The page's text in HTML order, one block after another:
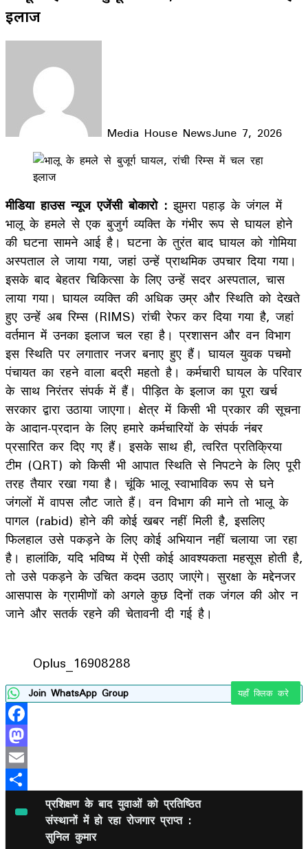
इलाज
Media House NewsJune 7, 2026
Facebook
LinkedIn
WhatsApp
Telegram
मीडिया हाउस न्यूज एजेंसी बोकारो : झुमरा पहाड़ के जंगल में
भालू के हमले से एक बुजुर्ग व्यक्ति के गंभीर रूप से घायल होने
की घटना सामने आई है। घटना के तुरंत बाद घायल को गोमिया
अस्पताल ले जाया गया, जहां उन्हें प्राथमिक उपचार दिया गया।
इसके बाद बेहतर चिकित्सा के लिए उन्हें सदर अस्पताल, चास
लाया गया। घायल व्यक्ति की अधिक उम्र और स्थिति को देखते
हुए उन्हें अब रिम्स (RIMS) रांची रेफर कर दिया गया है, जहां
वर्तमान में उनका इलाज चल रहा है। प्रशासन और वन विभाग
इस स्थिति पर लगातार नजर बनाए हुए हैं। घायल युवक पचमो
पंचायत का रहने वाला बद्री महतो है। कर्मचारी घायल के परिवार
के साथ निरंतर संपर्क में हैं। पीड़ित के इलाज का पूरा खर्च
सरकार द्वारा उठाया जाएगा। क्षेत्र में किसी भी प्रकार की सूचना
के आदान-प्रदान के लिए हमारे कर्मचारियों के संपर्क नंबर
प्रसारित कर दिए गए हैं। इसके साथ ही, त्वरित प्रतिक्रिया
टीम (QRT) को किसी भी आपात स्थिति से निपटने के लिए पूरी
तरह तैयार रखा गया है। चूंकि भालू स्वाभाविक रूप से घने
जंगलों में वापस लौट जाते हैं। वन विभाग की माने तो भालू के
पागल (rabid) होने की कोई खबर नहीं मिली है, इसलिए
फिलहाल उसे पकड़ने के लिए कोई अभियान नहीं चलाया जा रहा
है। हालांकि, यदि भविष्य में ऐसी कोई आवश्यकता महसूस होती है,
तो उसे पकड़ने के उचित कदम उठाए जाएंगे। सुरक्षा के मद्देनजर
आसपास के ग्रामीणों को अगले कुछ दिनों तक जंगल की ओर न
जाने और सतर्क रहने की चेतावनी दी गई है।
Oplus_16908288
Join WhatsApp Group यहाँ क्लिक करे
Facebook
Mastodon
Email
प्रशिक्षण के बाद युवाओं को प्रतिष्ठित
संस्थानों में हो रहा रोजगार प्राप्त :
सुनिल कुमार